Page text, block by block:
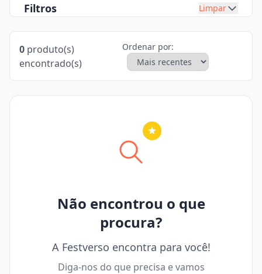
Filtros Limpar
0 produto(s)
encontrado(s)
Ordenar por:
Não encontrou o que
procura?
A Festverso encontra para você!
Diga-nos do que precisa e vamos